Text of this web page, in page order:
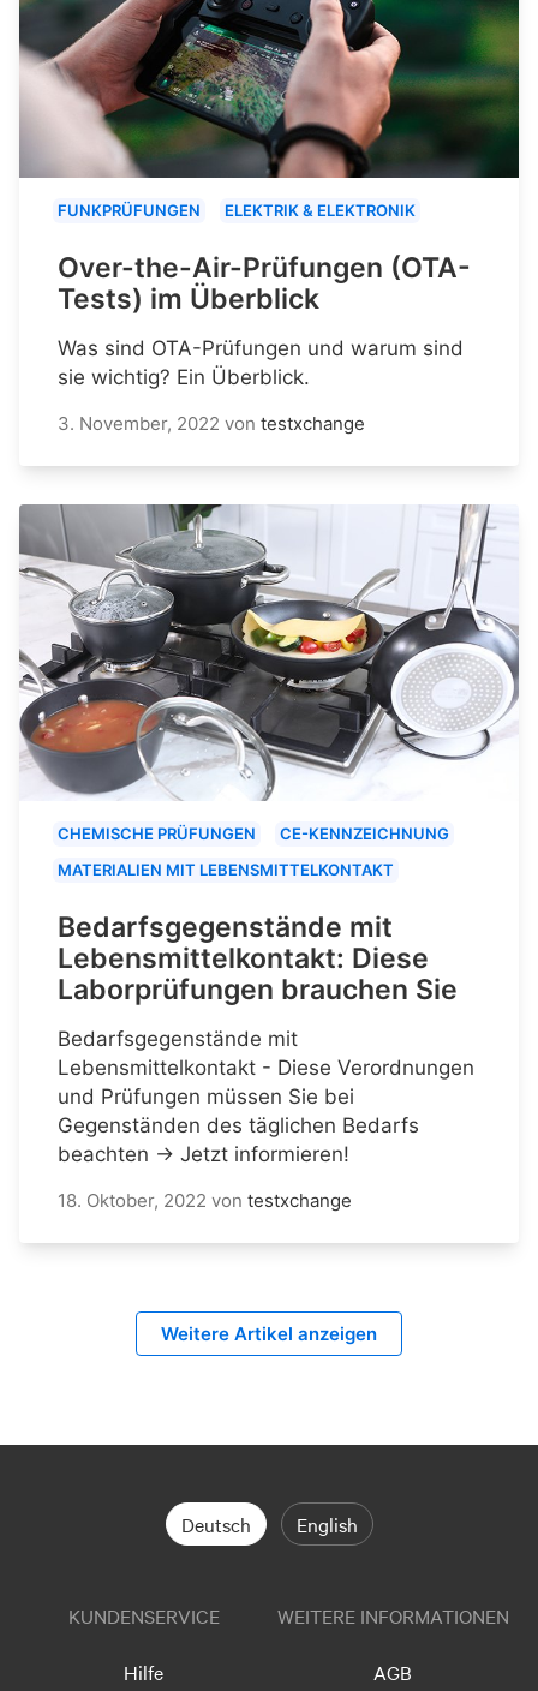
FUNKPRÜFUNGEN ELEKTRIK & ELEKTRONIK
Over-the-Air-Prüfungen (OTA-
Tests) im Überblick
Was sind OTA-Prüfungen und warum sind
sie wichtig? Ein Überblick.
3. November, 2022 von testxchange
CHEMISCHE PRÜFUNGEN
CE-KENNZEICHNUNG
MATERIALIEN MIT LEBENSMITTELKONTAKT
Bedarfsgegenstände mit
Lebensmittelkontakt: Diese
Laborprüfungen brauchen Sie
Bedarfsgegenstände mit
Lebensmittelkontakt - Diese Verordnungen
und Prüfungen müssen Sie bei
Gegenständen des täglichen Bedarfs
beachten → Jetzt informieren!
18. Oktober, 2022 von testxchange
Weitere Artikel anzeigen
Deutsch English
KUNDENSERVICE
Hilfe
WEITERE INFORMATIONEN
AGB